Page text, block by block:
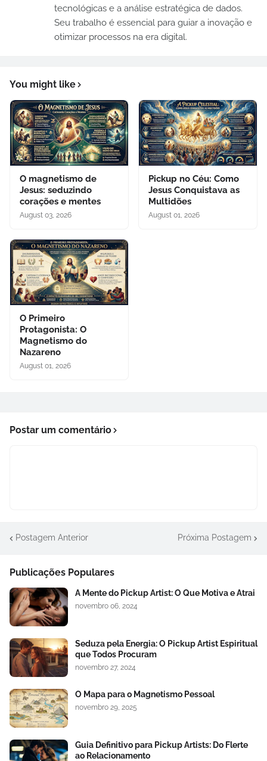
tecnológicas e a análise estratégica de dados.
Seu trabalho é essencial para guiar a inovação e
otimizar processos na era digital.
You might like
O magnetismo de
Jesus: seduzindo
corações e mentes
August 03, 2026
Pickup no Céu: Como
Jesus Conquistava as
Multidões
August 01, 2026
O Primeiro
Protagonista: O
Magnetismo do
Nazareno
August 01, 2026
Postar um comentário
Postagem Anterior Próxima Postagem
Publicações Populares
A Mente do Pickup Artist: O Que Motiva e Atrai
novembro 06, 2024
Seduza pela Energia: O Pickup Artist Espiritual
que Todos Procuram
novembro 27, 2024
O Mapa para o Magnetismo Pessoal
novembro 29, 2025
Guia Definitivo para Pickup Artists: Do Flerte
ao Relacionamento